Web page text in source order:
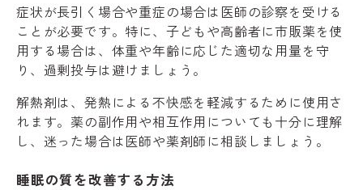
症状が長引く場合や重症の場合は医師の診察を受ける
ことが必要です。特に、子どもや高齢者に市販薬を使
用する場合は、体重や年齢に応じた適切な用量を守
り、過剰投与は避けましょう。
解熱剤は、発熱による不快感を軽減するために使用さ
れます。薬の副作用や相互作用についても十分に理解
し、迷った場合は医師や薬剤師に相談しましょう。
睡眠の質を改善する方法